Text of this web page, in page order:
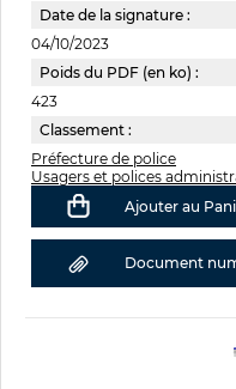
Date de la signature :
04/10/2023
Poids du PDF (en ko) :
423
Classement :
Préfecture de police
Usagers et polices
Ajouter au
Document